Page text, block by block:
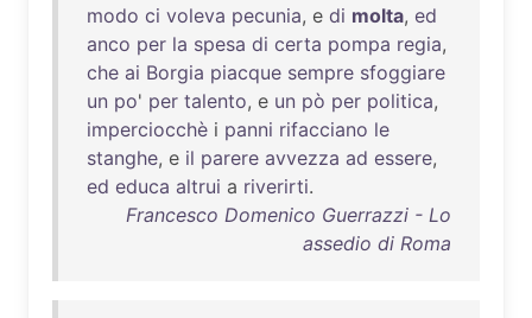
modo ci voleva pecunia, e di molta, ed
anco per la spesa di certa pompa regia,
che ai Borgia piacque sempre sfoggiare
un po' per talento, e un pò per politica,
imperciocchè i panni rifacciano le
stanghe, e il parere avvezza ad essere,
ed educa altrui a riverirti.
Francesco Domenico Guerrazzi - Lo
assedio di Roma